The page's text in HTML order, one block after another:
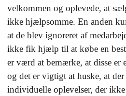
velkommen og oplevede, at
ikke hjælpsomme. En anden
at de blev ignoreret af
ikke fik hjælp til at købe en
er værd at bemærke, at disse er
og det er vigtigt at huske, at
individuelle oplevelser, der